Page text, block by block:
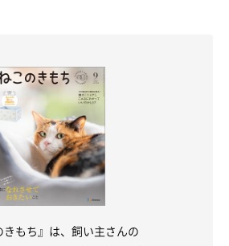
るコが多いの？
きもち』は、飼い主さんの